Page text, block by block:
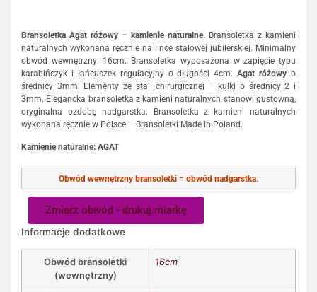
Bransoletka Agat różowy – kamienie naturalne. Bransoletka z kamieni
naturalnych wykonana ręcznie na lince stalowej jubilerskiej. Minimalny
obwód wewnętrzny: 16cm. Bransoletka wyposażona w zapięcie typu
karabińczyk i łańcuszek regulacyjny o długości 4cm.Agat różowyo
średnicy 3mm. Elementy ze stali chirurgicznej – kulki o średnicy 2 i
3mm. Elegancka bransoletka z kamieni naturalnych stanowi gustowną,
oryginalna ozdobę nadgarstka. Bransoletka z kamieni naturalnych
wykonana ręcznie w Polsce – Bransoletki Made in Poland.
Kamienie naturalne: AGAT
Obwód wewnętrzny bransoletki = obwód nadgarstka.
Zmierz obwód - drukuj miarkę
Informacje dodatkowe
Obwód bransoletki
(wewnętrzny)
16cm